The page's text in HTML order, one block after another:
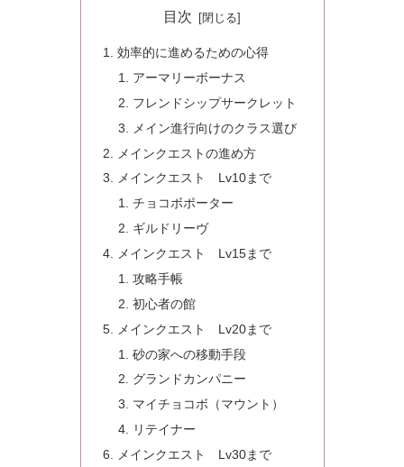
目次
効率的に進めるための心得
アーマリーボーナス
フレンドシップサークレット
メイン進行向けのクラス選び
メインクエストの進め方
メインクエスト Lv10まで
チョコボポーター
ギルドリーヴ
メインクエスト Lv15まで
攻略手帳
初心者の館
メインクエスト Lv20まで
砂の家への移動手段
グランドカンパニー
マイチョコボ（マウント）
リテイナー
メインクエスト Lv30まで